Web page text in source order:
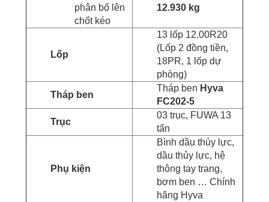
phân bố lên
chốt kéo
12.930 kg
Lốp
13 lốp 12.00R20
(Lốp 2 đồng tiền,
18PR, 1 lốp dự
phòng)
Tháp ben
Tháp ben Hyva
FC202-5
Trục
03 trục, FUWA 13
tấn
Phụ kiện
Bình dầu thủy lực,
dầu thủy lực, hệ
thông tay trang,
bơm ben … Chính
hãng Hyva